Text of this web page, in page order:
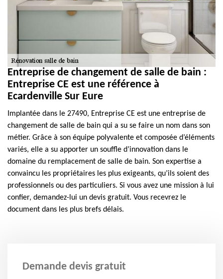
Entreprise de changement de salle de bain :
Entreprise CE est une référence à
Ecardenville Sur Eure
Implantée dans le 27490, Entreprise CE est une entreprise de
changement de salle de bain qui a su se faire un nom dans son
métier. Grâce à son équipe polyvalente et composée d’éléments
variés, elle a su apporter un souffle d’innovation dans le
domaine du remplacement de salle de bain. Son expertise a
convaincu les propriétaires les plus exigeants, qu’ils soient des
professionnels ou des particuliers. Si vous avez une mission à lui
confier, demandez-lui un devis gratuit. Vous recevrez le
document dans les plus brefs délais.
Demande devis gratuit